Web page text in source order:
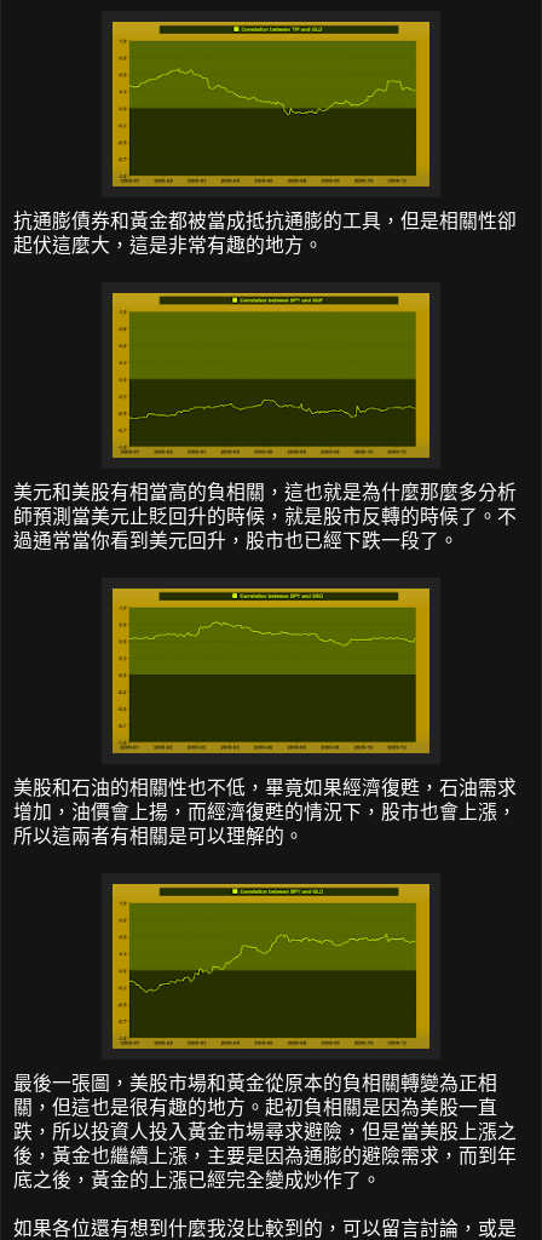
抗通膨債券和黃金都被當成抵抗通膨的工具，但是相關性卻
起伏這麼大，這是非常有趣的地方。
美元和美股有相當高的負相關，這也就是為什麼那麼多分析
師預測當美元止貶回升的時候，就是股市反轉的時候了。不
過通常當你看到美元回升，股市也已經下跌一段了。
美股和石油的相關性也不低，畢竟如果經濟復甦，石油需求
增加，油價會上揚，而經濟復甦的情況下，股市也會上漲，
所以這兩者有相關是可以理解的。
最後一張圖，美股市場和黃金從原本的負相關轉變為正相
關，但這也是很有趣的地方。起初負相關是因為美股一直
跌，所以投資人投入黃金市場尋求避險，但是當美股上漲之
後，黃金也繼續上漲，主要是因為通膨的避險需求，而到年
底之後，黃金的上漲已經完全變成炒作了。
如果各位還有想到什麼我沒比較到的，可以留言討論，或是